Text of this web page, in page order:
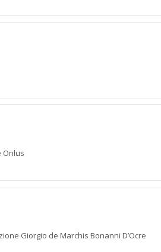
Onlus
Giorgio de Marchis Bonanni D’Ocre